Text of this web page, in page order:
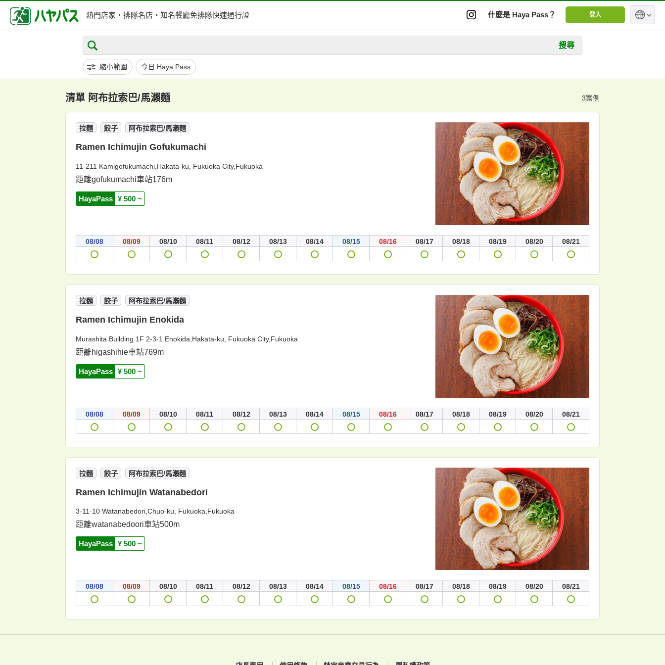
熱門店家・排隊名店・ 知名餐廳免排隊快速通行證 什麼是 Haya Pass？ 登入
搜尋
縮小範圍 今日 Haya Pass
清單 阿布拉索巴/馬瀨麵 3案例
拉麵 餃子 阿布拉索巴/馬瀨麵
Ramen Ichimujin Gofukumachi
11-211 Kamigofukumachi,Hakata-ku, Fukuoka City,Fukuoka
距離gofukumachi車站176m
HayaPass ¥ 500 ~
08/08 08/09 08/10 08/11 08/12 08/13 08/14 08/15 08/16 08/17 08/18 08/19 08/20 08/21
拉麵 餃子 阿布拉索巴/馬瀨麵
Ramen Ichimujin Enokida
Murashita Building 1F 2-3-1 Enokida,Hakata-ku, Fukuoka City,Fukuoka
距離higashihie車站769m
HayaPass ¥ 500 ~
08/08 08/09 08/10 08/11 08/12 08/13 08/14 08/15 08/16 08/17 08/18 08/19 08/20 08/21
拉麵 餃子 阿布拉索巴/馬瀨麵
Ramen Ichimujin Watanabedori
3-11-10 Watanabedori,Chuo-ku, Fukuoka,Fukuoka
距離watanabedoori車站500m
HayaPass ¥ 500 ~
08/08 08/09 08/10 08/11 08/12 08/13 08/14 08/15 08/16 08/17 08/18 08/19 08/20 08/21